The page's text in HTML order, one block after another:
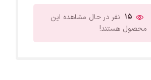
15 نفر در حال مشاهده این
محصول هستند!